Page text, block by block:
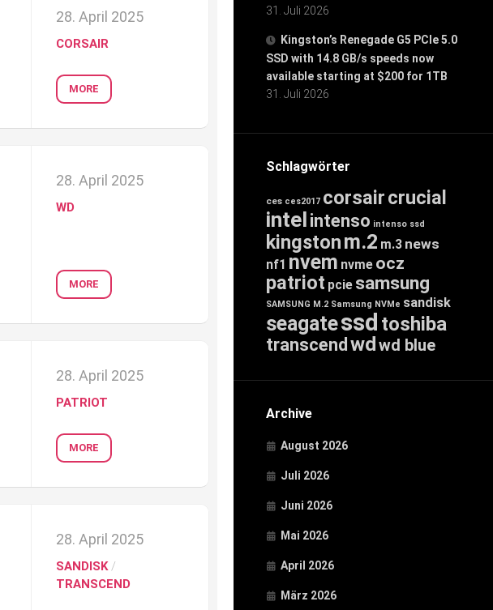
31. Juli 2026
Kingston’s Renegade G5 PCIe 5.0
SSD with 14.8 GB/s speeds now
available starting at $200 for 1TB
31. Juli 2026
Schlagwörter
ces ces2017 corsaircrucial
intel intenso intenso ssd
kingstonm.2 m.3 news
nf1 nvem nvme ocz
patriot pcie samsung
SAMSUNG M.2 Samsung NVMe sandisk
seagatessd toshiba
transcend wdwd blue
Archive
August 2026
Juli 2026
Juni 2026
Mai 2026
April 2026
März 2026
28. April 2025
CORSAIR
MORE
28. April 2025
WD
MORE
28. April 2025
PATRIOT
MORE
28. April 2025
SANDISK/
TRANSCEND